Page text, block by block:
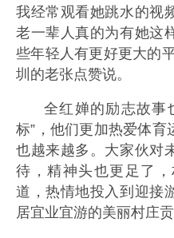
我经常观看她跳水的视
老一辈人真的为有她这
些年轻人有更好更大的
圳的老张点赞说。
全红婵的励志故事
标”，他们更加热爱体
也越来越多。大家伙对
待，精神头也更足了
道，热情地投入到迎接
居宜业宜游的美丽村庄